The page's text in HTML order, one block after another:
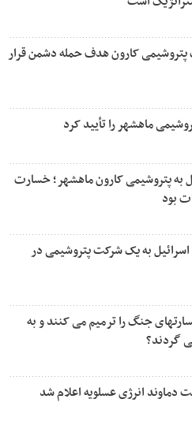
کارون هدف حمله دشمن قرار
ماهشهر را تأیید کرد
به پتروشیمی کارون ماهشهر؛ خسارت
بود
به یک شرکت پتروشیمی در
جنگ را ترمیم می کنند و به
گردند؟
انرژی عسلویه اعلام شد